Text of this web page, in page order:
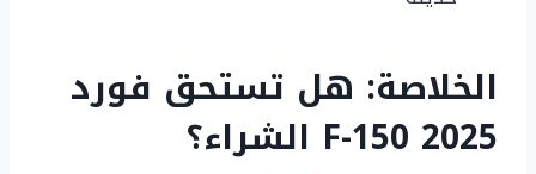
الخلاصة: هل تستحق فورد
F-150 2025 الشراء؟